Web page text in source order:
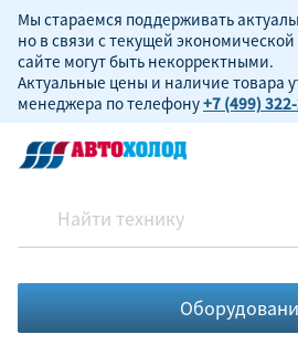
Мы стараемся поддерживать
но в связи с текущей
сайте могут быть некорректными.
Актуальные цены и наличие товара
менеджера по телефону+7 (499)